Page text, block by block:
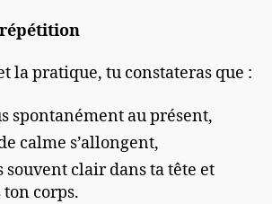
la pratique, tu constateras que :
spontanément au présent,
calme s’allongent,
souvent clair dans ta tête et
corps.